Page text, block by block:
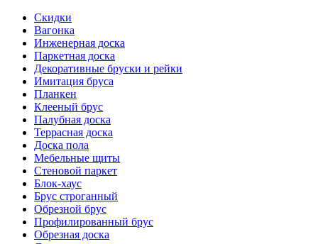
Скидки
Вагонка
Инженерная доска
Паркетная доска
Декоративные бруски и рейки
Имитация бруса
Планкен
Клееный брус
Палубная доска
Террасная доска
Доска пола
Мебельные щиты
Стеновой паркет
Блок-хаус
Брус строганный
Обрезной брус
Профилированный брус
Обрезная доска